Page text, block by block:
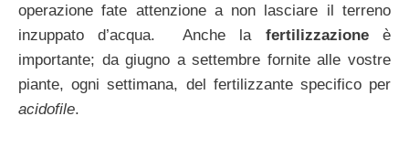
operazione fate attenzione a non lasciare il terreno
inzuppato d’acqua. Anche la fertilizzazioneè
importante; da giugno a settembre fornite alle vostre
piante, ogni settimana, del fertilizzante specifico per
acidofile.